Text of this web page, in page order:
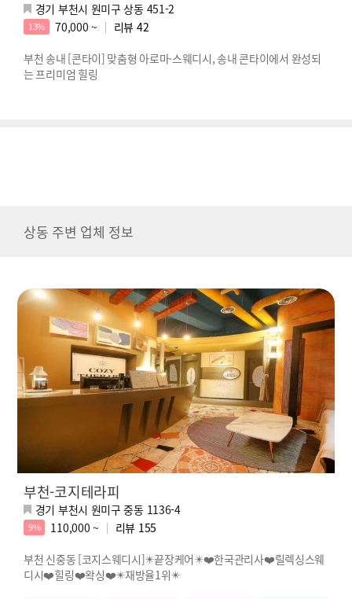
경기 부천시 원미구 상동 451-2
13% 70,000 ~ 리뷰 42
부천 송내 [콘타이] 맞춤형 아로마·스웨디시, 송내 콘타이에서 완성되
는 프리미엄 힐링
상동 주변 업체 정보
부천-코지테라피
경기 부천시 원미구 중동 1136-4
9% 110,000 ~ 리뷰 155
부천 신중동 [코지스웨디시]✴️끝장케어✴️❤️한국관리사❤️릴렉싱스웨
디시❤️힐링❤️왁싱❤️✴️재방율1위✴️